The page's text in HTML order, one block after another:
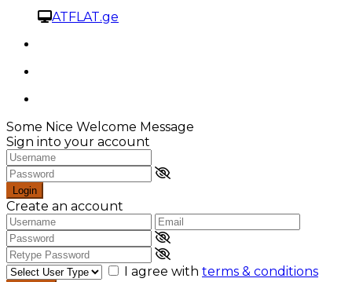
ATFLAT.ge
Some Nice Welcome Message
Sign into your account
Login
Create an account
I agree with terms & conditions